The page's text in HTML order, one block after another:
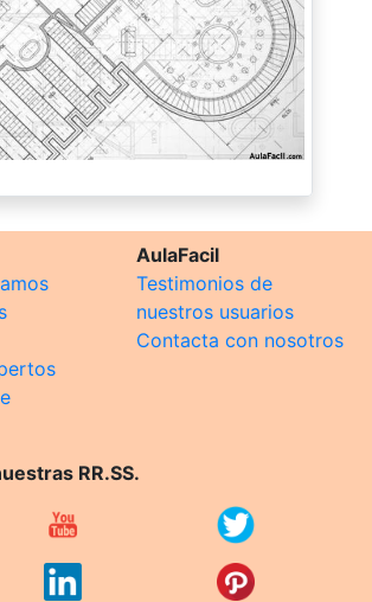
AulaFacil
Testimonios de
nuestros usuarios
Contacta con nosotros
RR.SS.